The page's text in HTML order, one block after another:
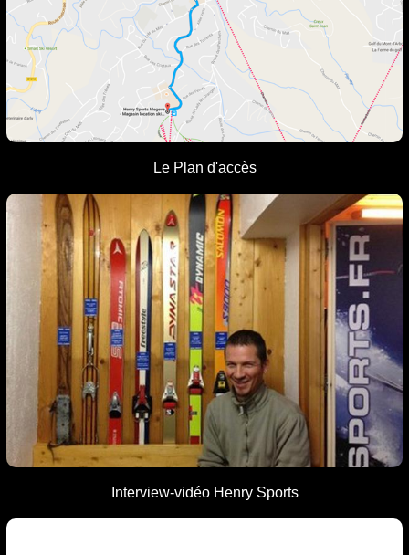
Le Plan d'accès
nterview-vidéo Henry Sports